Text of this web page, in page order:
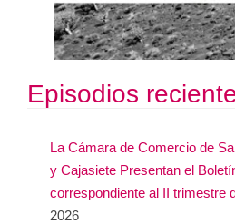
Episodios
La Cámara de Comercio de
y Cajasiete Presentan el
correspondiente al II trimestre
2026